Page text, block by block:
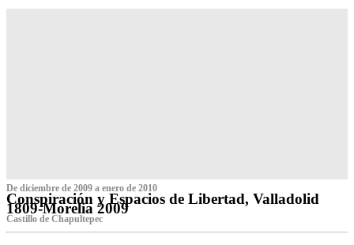
De diciembre de 2009 a enero de 2010
Conspiración y Espacios de Libertad, Valladolid
1809-Morelia 2009
Castillo de Chapultepec